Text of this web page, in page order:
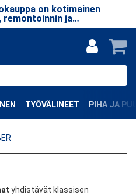
on kotimainen
remontoinnin ja
verkkokauppa.
TYÖVÄLINEET PIHA JA
yhdistävät klassisen